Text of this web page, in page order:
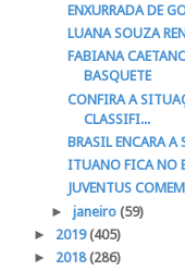
ENXURRADA DE
LUANA SOUZA
FABIANA
BASQUETE
CONFIRA A
CLASSIFI...
BRASIL ENCARA A
ITUANO FICA NO
JUVENTUS
► janeiro (59)
► 2019(405)
► 2018(286)